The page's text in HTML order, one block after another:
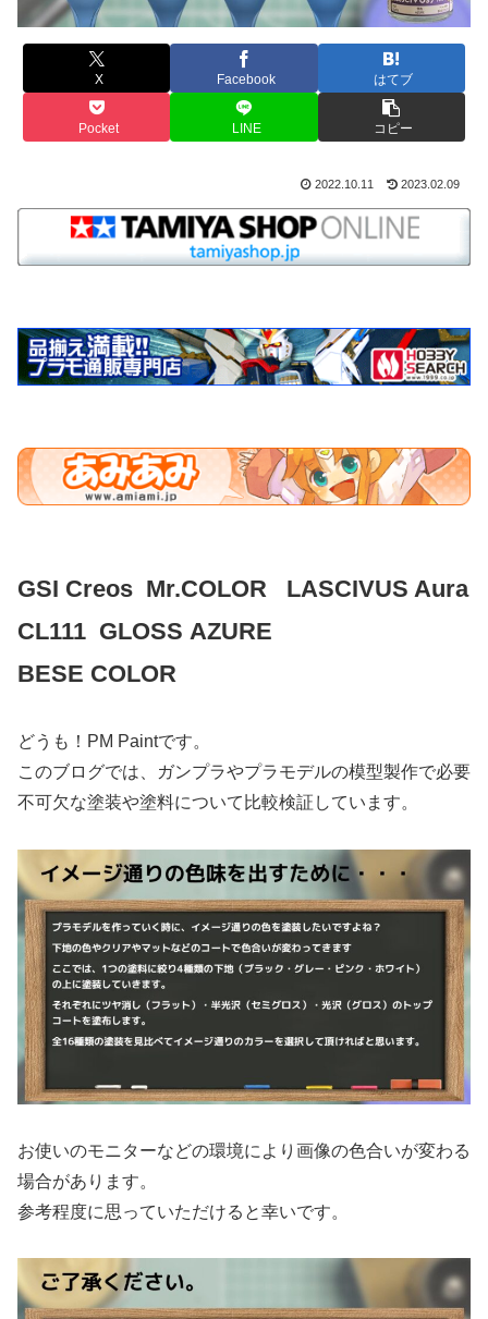
X Facebook はてブ
Pocket LINE コピー
2022.10.11 2023.02.09
GSI Creos Mr.COLOR LASCIVUS Aura
CL111 GLOSS AZURE
BESE COLOR
どうも！PM Paintです。
このブログでは、ガンプラやプラモデルの模型製作で必要
不可欠な塗装や塗料について比較検証しています。
お使いのモニターなどの環境により画像の色合いが変わる
場合があります。
参考程度に思っていただけると幸いです。